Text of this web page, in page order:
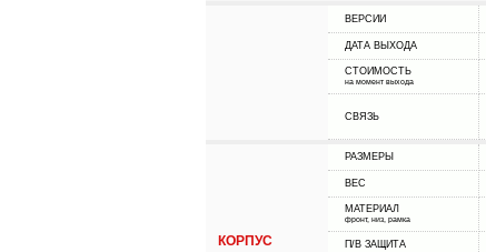
ВЕРСИИ
ДАТА ВЫХОДА
СТОИМОСТЬ
на момент выхода
СВЯЗЬ
КОРПУС
РАЗМЕРЫ
ВЕС
МАТЕРИАЛ
фронт, низ, рамка
П/В ЗАЩИТА